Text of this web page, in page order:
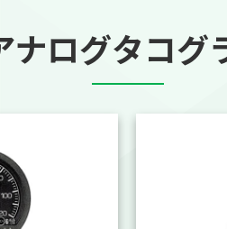
ナログタコグ